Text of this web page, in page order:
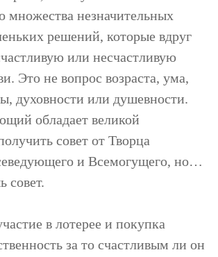
множества незначительных
решений, которые вдруг
или несчастливую
Это не вопрос возраста, ума,
духовности или душевности.
обладает великой
совет от Творца
и Всемогущего, но…
совет.
в лотерее и покупка
за то счастливым ли он